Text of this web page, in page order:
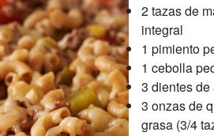
2 tazas de
integral
1 pimiento
1 cebolla
3 dientes de
3 onzas de
grasa (3/4